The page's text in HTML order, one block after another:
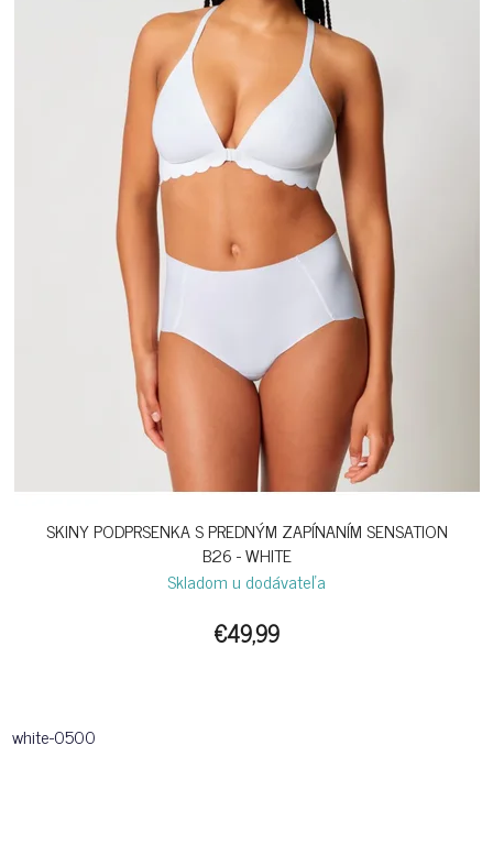
SKINY PODPRSENKA S PREDNÝM ZAPÍNANÍM SENSATION
B26 - WHITE
Skladom u dodávateľa
€49,99
white-0500